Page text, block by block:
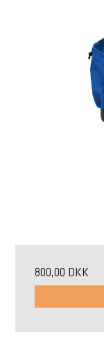
800,00 DKK